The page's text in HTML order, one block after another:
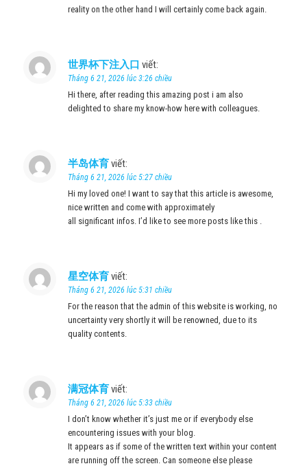
reality on the other hand I will certainly come back again.
世界杯下注入口 viết:
Tháng 6 21, 2026 lúc 3:26 chiều
Hi there, after reading this amazing post i am also
delighted to share my know-how here with colleagues.
半岛体育viết:
Tháng 6 21, 2026 lúc 5:27 chiều
Hi my loved one! I want to say that this article is awesome,
nice written and come with approximately
all significant infos. I’d like to see more posts like this .
星空体育viết:
Tháng 6 21, 2026 lúc 5:31 chiều
For the reason that the admin of this website is working, no
uncertainty very shortly it will be renowned, due to its
quality contents.
满冠体育viết:
Tháng 6 21, 2026 lúc 5:33 chiều
I don’t know whether it’s just me or if everybody else
encountering issues with your blog.
It appears as if some of the written text within your content
are running off the screen. Can someone else please